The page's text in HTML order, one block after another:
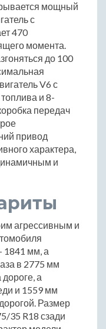
мощный
с
470
момента.
до 100
V6 с
и 8-
передач
привод
характера,
и
агрессивным и
1841 мм, а
в 2775 мм
а
и 1559 мм
Размер
35 R18 сзади